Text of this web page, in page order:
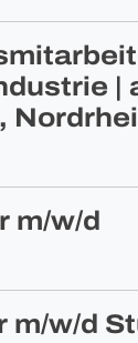
|
m/w/d
m/w/d